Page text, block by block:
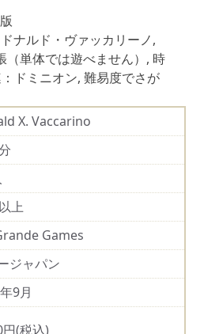
ドナルド・ヴァッカリーノ,
（単体では遊べません） , 時
ドミニオン,難易度でさが
X. Vaccarino
上
Games
ジャパン
9月
(税込)